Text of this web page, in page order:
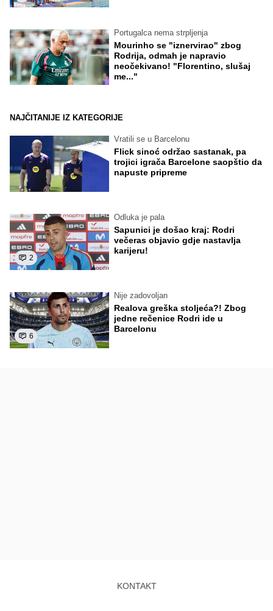
Portugalca nema strpljenja
Mourinho se "iznervirao" zbog
Rodrija, odmah je napravio
neočekivano! "Florentino, slušaj
me..."
NAJČITANIJE IZ KATEGORIJE
Vratili se u Barcelonu
Flick sinoć održao sastanak, pa
trojici igrača Barcelone saopštio da
napuste pripreme
2
Odluka je pala
Sapunici je došao kraj: Rodri
večeras objavio gdje nastavlja
karijeru!
6
Nije zadovoljan
Realova greška stoljeća?! Zbog
jedne rečenice Rodri ide u
Barcelonu
KONTAKT